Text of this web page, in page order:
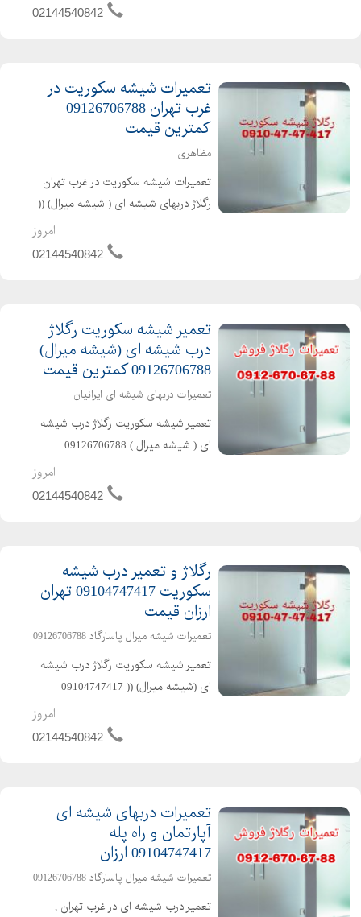
سکوریت با کمترین قیمت 44540842
02144540842
تعمیرات شیشه سکوریت در
غرب تهران 09126706788
کمترین قیمت
مظاهری
تعمیرات شیشه سکوریت در غرب تهران
رگلاژ دربهای شیشه ای ( شیشه میرال) ((
09126706788 تعمیرات شیشه نشکن
پاسارگاد تهران )) تعمیرات لولای دربهای
امروز
02144540842
تعمیر شیشه سکوریت رگلاژ
درب شیشه ای (شیشه میرال)
09126706788 کمترین قیمت
تعمیرات دربهای شیشه ای ایرانیان
تعمیر شیشه سکوریت رگلاژ درب شیشه
ای ( شیشه میرال ) 09126706788
تعمیرات دربهای شیشه سکوریت رگلاژ و
خرده کاری شیشه سکوریت 44540842
امروز
02144540842
رگلاژ و تعمیر درب شیشه
سکوریت 09104747417 تهران
ارزان قیمت
تعمیرات شیشه میرال پاسارگاد 09126706788
تعمیر شیشه سکوریت رگلاژ درب شیشه
ای (شیشه میرال) (( 09104747417
تعمیرات شیشه سکوریت,نصب شیشه
سکوریت،رگلاژ شیشه سکوریت (قیمت
امروز
02144540842
تعمیرات دربهای شیشه ای
آپارتمان و راه پله
09104747417 ارزان
تعمیرات شیشه میرال پاسارگاد 09126706788
تعمیر درب شیشه ای در غرب تهران ,